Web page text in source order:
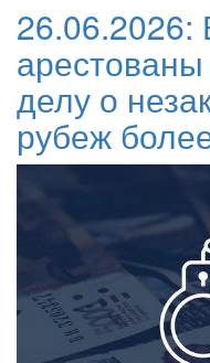
26.06.2026:
делу о
рубеж